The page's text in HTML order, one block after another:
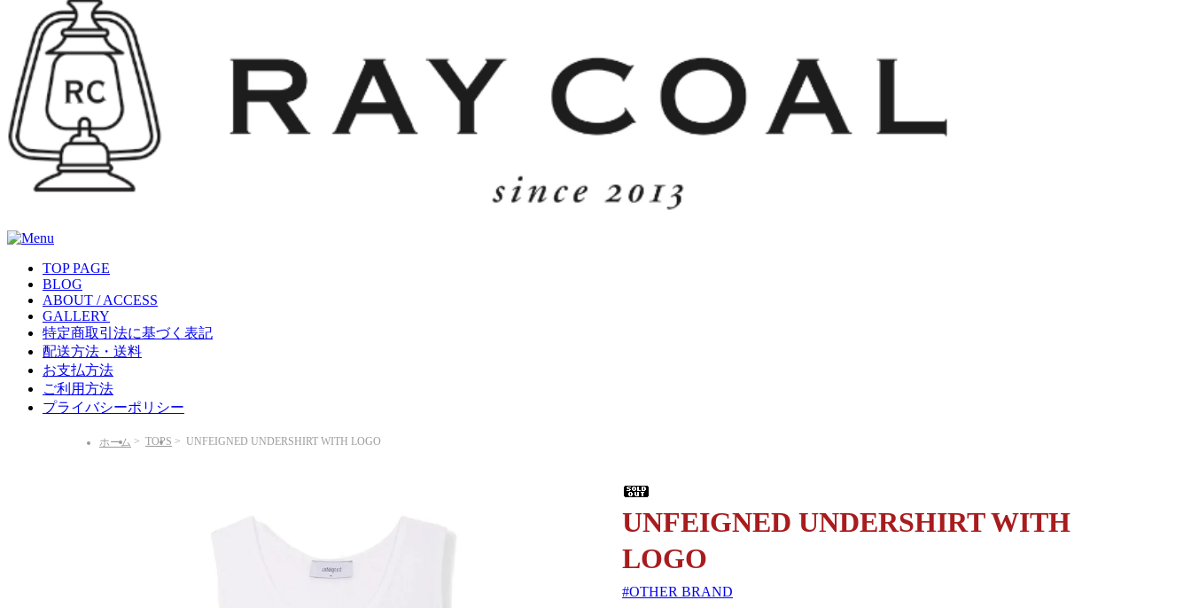
TOP PAGE
BLOG
ABOUT / ACCESS
GALLERY
特定商取引法に基づく表記
配送方法・送料
お支払方法
ご利用方法
プライバシーポリシー
ホーム TOPS UNFEIGNED UNDERSHIRT WITH LOGO
UNFEIGNED UNDERSHIRT WITH
LOGO
OTHER BRAND